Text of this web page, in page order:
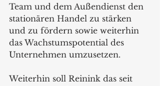
Team und dem Außendienst den
stationären Handel zu stärken
und zu fördern sowie weiterhin
das Wachstumspotential des
Unternehmen umzusetzen.
Weiterhin soll Reinink das seit